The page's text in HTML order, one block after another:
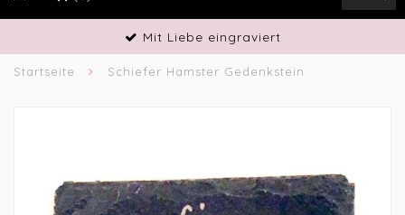
Mit Liebe eingraviert
Startseite Schiefer Hamster Gedenkstein